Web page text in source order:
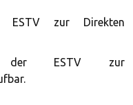
ESTV zur Direkten
der ESTV zur